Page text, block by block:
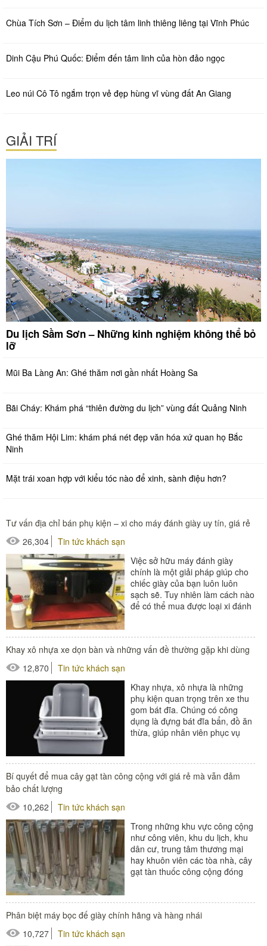
Chùa Tích Sơn – Điểm du lịch tâm linh thiêng liêng tại Vĩnh Phúc
Dinh Cậu Phú Quốc: Điểm đến tâm linh của hòn đảo ngọc
Leo núi Cô Tô ngắm trọn vẻ đẹp hùng vĩ vùng đất An Giang
GIẢI TRÍ
Du lịch Sầm Sơn – Những kinh nghiệm không thể bỏ
lỡ
Mũi Ba Làng An: Ghé thăm nơi gần nhất Hoàng Sa
Bãi Cháy: Khám phá “thiên đường du lịch” vùng đất Quảng Ninh
Ghé thăm Hội Lim: khám phá nét đẹp văn hóa xứ quan họ Bắc
Ninh
Mặt trái xoan hợp với kiểu tóc nào để xinh, sành điệu hơn?
Tư vấn địa chỉ bán phụ kiện – xi cho máy đánh giày uy tín, giá rẻ
26,304
Tin tức khách sạn
Việc sở hữu máy đánh giày
chính là một giải pháp giúp cho
chiếc giày của bạn luôn luôn
sạch sẽ. Tuy nhiên làm cách nào
để có thể mua được loại xi đánh
Khay xô nhựa xe dọn bàn và những vấn đề thường gặp khi dùng
12,870
Tin tức khách sạn
Khay nhựa, xô nhựa là những
phụ kiện quan trọng trên xe thu
gom bát đĩa. Chúng có công
dụng là đựng bát đĩa bẩn, đồ ăn
thừa, giúp nhân viên phục vụ
Bí quyết để mua cây gạt tàn công cộng với giá rẻ mà vẫn đảm
bảo chất lượng
10,262
Tin tức khách sạn
Trong những khu vực công cộng
như công viên, khu du lịch, khu
dân cư, trung tâm thương mại
hay khuôn viên các tòa nhà, cây
gạt tàn thuốc công cộng đóng
Phân biệt máy bọc đế giày chính hãng và hàng nhái
10,727
Tin tức khách sạn